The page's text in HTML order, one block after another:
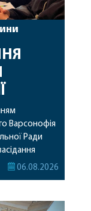
Варсонофія
Ради
членів Ради
06.08.2026